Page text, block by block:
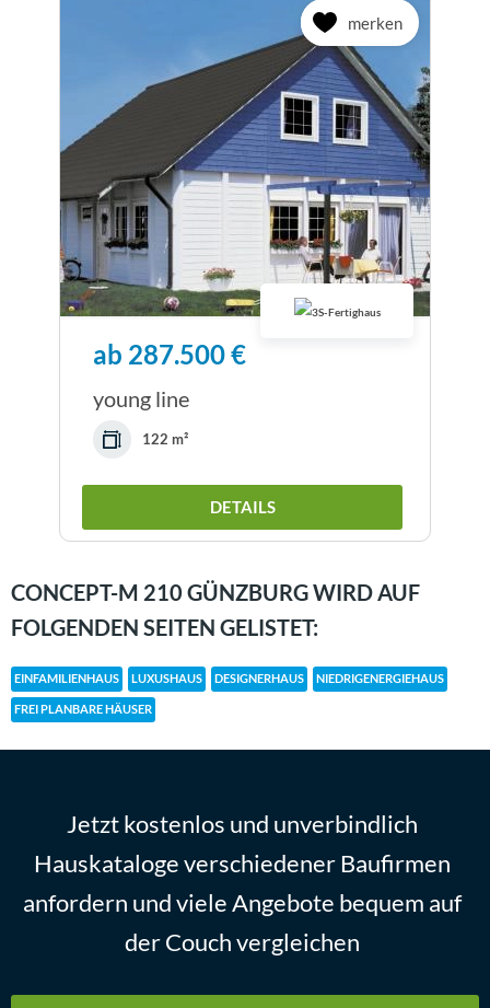
merken
ab 287.500 €
young line
122 m²
DETAILS
CONCEPT-M 210 GÜNZBURG WIRD AUF
FOLGENDEN SEITEN GELISTET:
EINFAMILIENHAUS LUXUSHAUS DESIGNERHAUS NIEDRIGENERGIEHAUS
FREI PLANBARE HÄUSER
Jetzt kostenlos und unverbindlich
Hauskataloge verschiedener Baufirmen
anfordern und viele Angebote bequem auf
der Couch vergleichen